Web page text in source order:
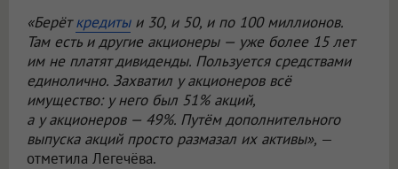
«Берёткредитыи 30, и 50, и по 100 миллионов.
Там есть и другие акционеры — уже более 15 лет
им не платят дивиденды. Пользуется средствами
единолично. Захватил у акционеров всё
имущество: у него был 51% акций,
а у акционеров — 49%. Путём дополнительного
выпуска акций просто размазал их активы», —
отметила Легечёва.